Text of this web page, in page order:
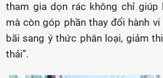
tham gia dọn rác không chỉ
mà còn góp phần thay đổi hành
bãi sang ý thức phân loại, giảm
thải”.